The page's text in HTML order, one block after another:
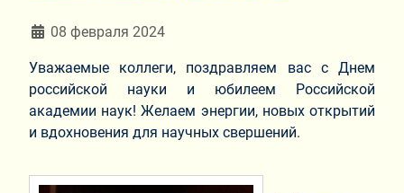
Информация о материале
08 февраля 2024
Уважаемые коллеги, поздравляем вас с Днем
российской науки и юбилеем Российской
академии наук! Желаем энергии, новых открытий
и вдохновения для научных свершений.